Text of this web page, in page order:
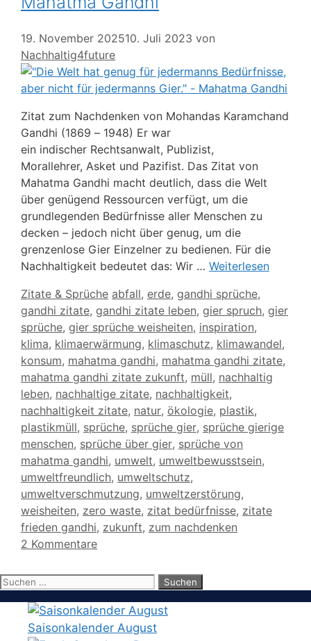
19. November 202510. Juli 2023 von
Nachhaltig4future
Zitat zum Nachdenken von Mohandas Karamchand
Gandhi (1869 – 1948) Er war
ein indischer Rechtsanwalt, Publizist,
Morallehrer, Asket und Pazifist. Das Zitat von
Mahatma Gandhi macht deutlich, dass die Welt
über genügend Ressourcen verfügt, um die
grundlegenden Bedürfnisse aller Menschen zu
decken – jedoch nicht über genug, um die
grenzenlose Gier Einzelner zu bedienen. Für die
Nachhaltigkeit bedeutet das: Wir … Weiterlesen
Kategorien
Zitate & Sprüche Schlagwörter
abfall, erde, gandhi sprüche,
gandhi zitate, gandhi zitate leben, gier spruch, gier
sprüche, gier sprüche weisheiten, inspiration,
klima, klimaerwärmung, klimaschutz, klimawandel,
konsum, mahatma gandhi, mahatma gandhi zitate,
mahatma gandhi zitate zukunft, müll, nachhaltig
leben, nachhaltige zitate, nachhaltigkeit,
nachhaltigkeit zitate, natur, ökologie, plastik,
plastikmüll, sprüche, sprüche gier, sprüche gierige
menschen, sprüche über gier, sprüche von
mahatma gandhi, umwelt, umweltbewusstsein,
umweltfreundlich, umweltschutz,
umweltverschmutzung, umweltzerstörung,
weisheiten, zero waste, zitat bedürfnisse, zitate
frieden gandhi, zukunft, zum nachdenken
2 Kommentare
Suchen
Saisonkalender August